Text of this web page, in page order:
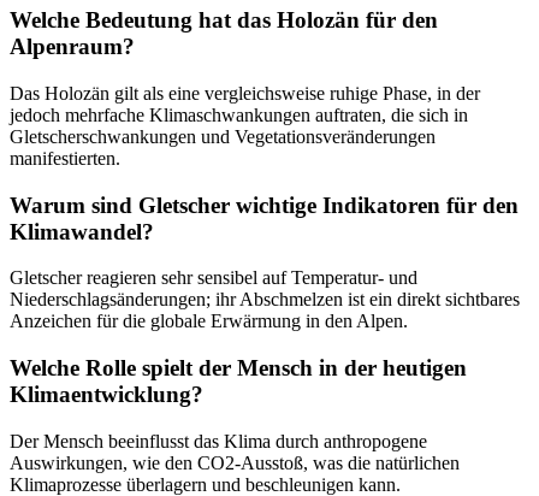
Welche Bedeutung hat das Holozän für den
Alpenraum?
Das Holozän gilt als eine vergleichsweise ruhige Phase, in der
jedoch mehrfache Klimaschwankungen auftraten, die sich in
Gletscherschwankungen und Vegetationsveränderungen
manifestierten.
Warum sind Gletscher wichtige Indikatoren für den
Klimawandel?
Gletscher reagieren sehr sensibel auf Temperatur- und
Niederschlagsänderungen; ihr Abschmelzen ist ein direkt sichtbares
Anzeichen für die globale Erwärmung in den Alpen.
Welche Rolle spielt der Mensch in der heutigen
Klimaentwicklung?
Der Mensch beeinflusst das Klima durch anthropogene
Auswirkungen, wie den CO2-Ausstoß, was die natürlichen
Klimaprozesse überlagern und beschleunigen kann.